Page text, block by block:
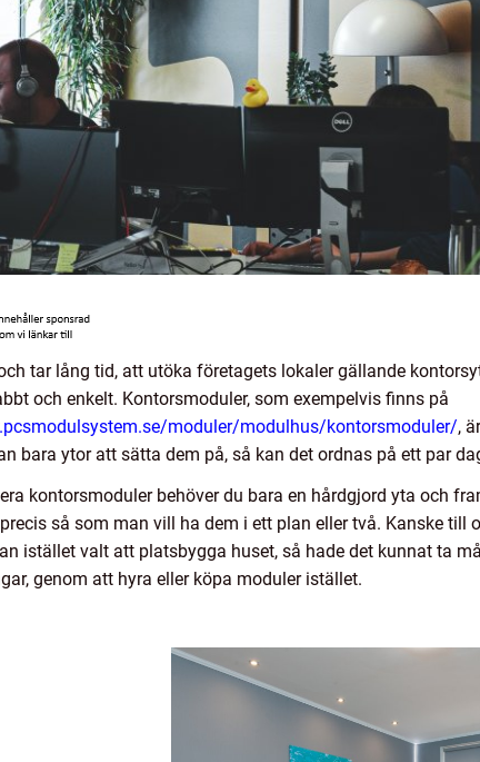
tar lång tid, att utöka företagets lokaler gällande
och enkelt. Kontorsmoduler, som exempelvis finns på
moduler/modulhus/kontorsmoduler/,
bara ytor att sätta dem på, så kan det ordnas på ett par
kontorsmoduler behöver du bara en hårdgjord yta och
så som man vill ha dem i ett plan eller två. Kanske till
istället valt att platsbygga huset, så hade det kunnat ta
genom att hyra eller köpa moduler istället.